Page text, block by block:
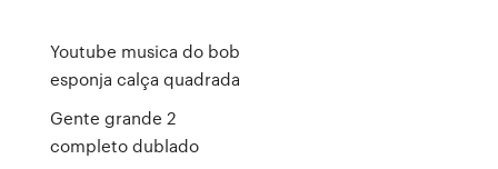
Youtube musica do bob
esponja calça quadrada
Gente grande 2
completo dublado